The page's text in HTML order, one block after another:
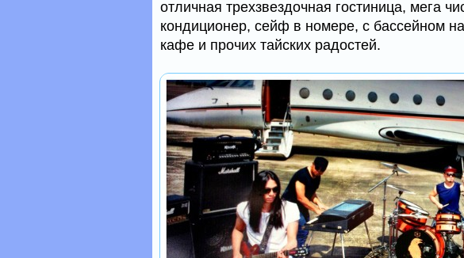
отличная трехзвездочная гостиница, мега
кондиционер, сейф в номере, с бассейном
кафе и прочих тайских радостей.